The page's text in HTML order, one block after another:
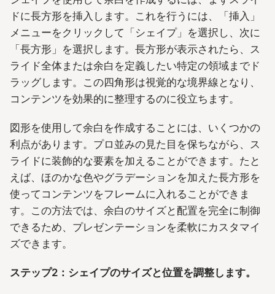
ドに長方形を挿入します。これを行うには、「挿入」
メニューをクリックして「シェイプ」を選択し、次に
「長方形」を選択します。長方形が表示されたら、ス
ライド全体または余白を定義したい特定の領域までド
ラッグします。この四角形は視覚的な境界線となり、
コンテンツを効果的に整理するのに役立ちます。
図形を使用して余白を作成することには、いくつかの
利点があります。プロ並みの見た目を保ちながら、ス
ライドに装飾的な要素を加えることができます。たと
えば、ほのかな色やグラデーションを加えた長方形を
使ってコンテンツをフレームに入れることができま
す。この方法では、余白のサイズと配置を完全に制御
できるため、プレゼンテーションを柔軟にカスタマイ
ズできます。
ステップ2：シェイプのサイズと位置を調整します。